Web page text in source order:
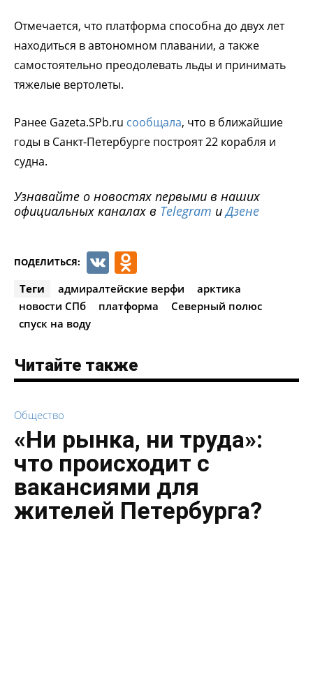
Отмечается, что платформа способна до двух лет
находиться в автономном плавании, а также
самостоятельно преодолевать льды и принимать
тяжелые вертолеты.
Ранее Gazeta.SPb.ru сообщала, что в ближайшие
годы в Санкт-Петербурге построят 22 корабля и
судна.
Узнавайте о новостях первыми в наших
официальных каналах в Telegram иДзене
ПОДЕЛИТЬСЯ: VK
Теги адмиралтейские верфи
арктика
новости СПб
платформа
Северный полюс
спуск на воду
Читайте также
Общество
«Ни рынка, ни труда»:
что происходит с
вакансиями для
жителей Петербурга?